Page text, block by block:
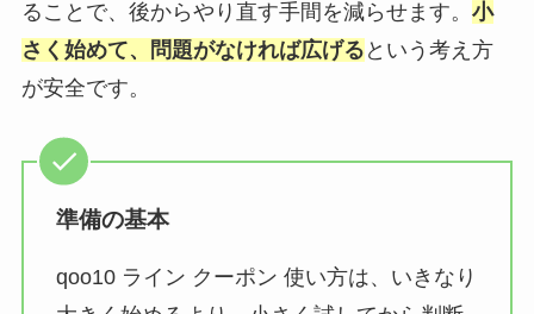
ることで、後からやり直す手間を減らせます。 小
さく始めて、問題がなければ広げる という考え方
が安全です。
準備の基本
qoo10 ライン クーポン 使い方は、いきなり